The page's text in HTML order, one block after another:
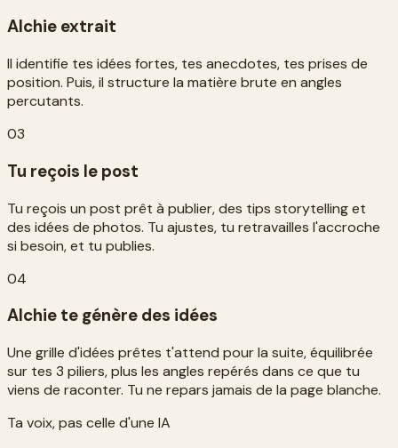
Alchie extrait
Il identifie tes idées fortes, tes anecdotes, tes prises de
position. Puis, il structure la matière brute en angles
percutants.
03
Tu reçois le post
Tu reçois un post prêt à publier, des tips storytelling et
des idées de photos. Tu ajustes, tu retravailles l'accroche
si besoin, et tu publies.
04
Alchie te génère des idées
Une grille d'idées prêtes t'attend pour la suite, équilibrée
sur tes 3 piliers, plus les angles repérés dans ce que tu
viens de raconter. Tu ne repars jamais de la page blanche.
Ta voix, pas celle d'une IA